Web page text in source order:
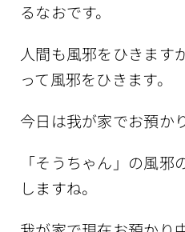
るなおです。
人間も風邪をひきます
って風邪をひきます。
今日は我が家でお預か
「そうちゃん」の風邪
しますね。